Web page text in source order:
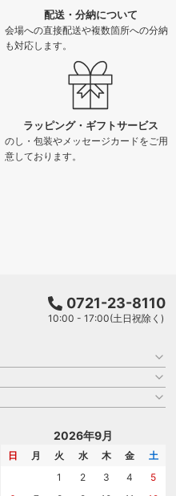
配送・分納について
会場への直接配送や複数箇所への分納
も対応します。
ラッピング・ギフトサービス
のし・包装やメッセージカードをご用
意しております。
0721-23-8110
10:00 - 17:00(土日祝除く)
2026年9月
日 月 火 水 木 金
土
1
2 3 4
5